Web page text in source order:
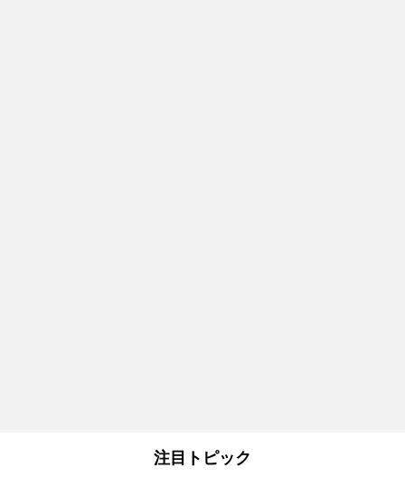
注目トピック